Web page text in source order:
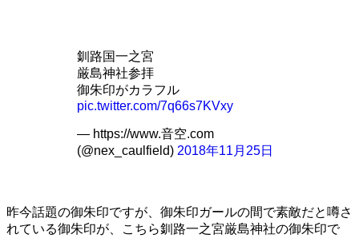
釧路国一之宮
厳島神社参拝
御朱印がカラフル
pic.twitter.com/7q66s7KVxy
— https://www.音空.com
(@nex_caulfield) 2018年11月25日
昨今話題の御朱印ですが、御朱印ガールの間で素敵だと噂さ
れている御朱印が、こちら釧路一之宮厳島神社の御朱印で